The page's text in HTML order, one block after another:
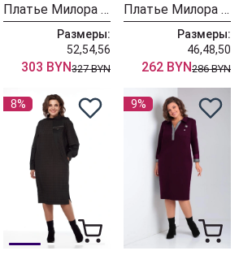
Платье Милора Стиль 1330 синий + горох
Размеры:
52,54,56
303 BYN327 BYN
Платье Милора Стиль 1300 принт
Размеры:
46,48,50
262 BYN286 BYN
8% 9%